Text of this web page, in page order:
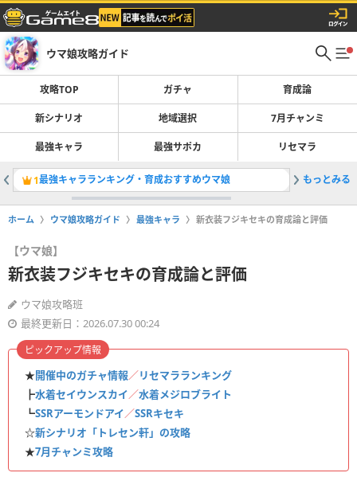
ウマ娘攻略ガイド
攻略TOP ガチャ 育成論
新シナリオ 地域選択 7月チャンミ
最強キャラ 最強サポカ リセマラ
1最強キャラランキング・育成おすすめウマ娘 2新シナ
もっとみる
ホーム ウマ娘攻略ガイド 最強キャラ 新衣装フジキセキの育成論と評価
【ウマ娘】
新衣装フジキセキの育成論と評価
ウマ娘攻略班
最終更新日：2026.07.30 00:24
★開催中のガチャ情報／リセマラランキング
┣水着セイウンスカイ／水着メジロブライト
┗SSRアーモンドアイ／SSRキセキ
☆新シナリオ「トレセン軒」の攻略
★7月チャンミ攻略
ピックアップ情報